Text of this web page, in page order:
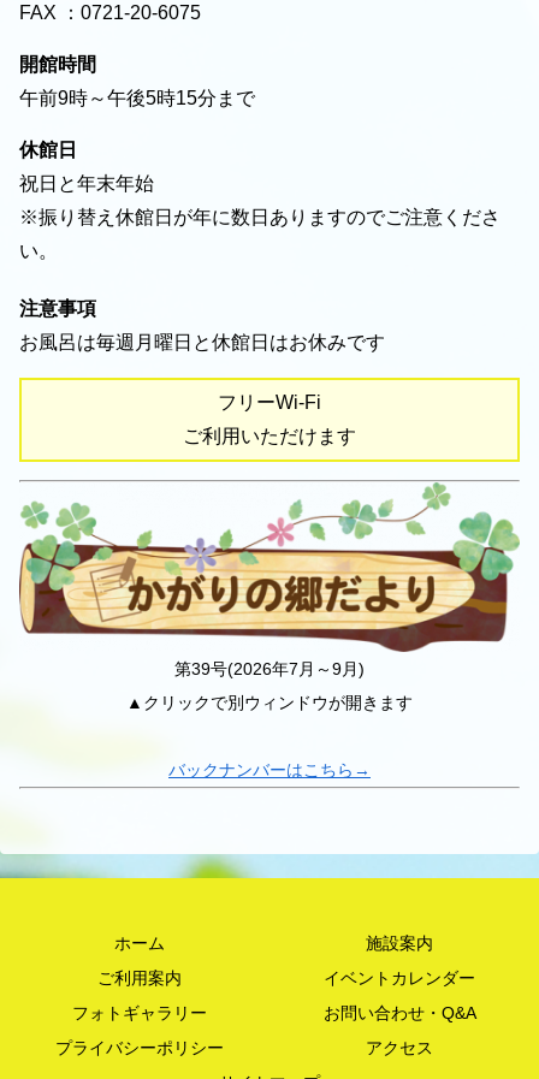
FAX ：0721-20-6075
開館時間
午前9時～午後5時15分まで
休館日
祝日と年末年始
※振り替え休館日が年に数日ありますのでご注意くださ
い。
注意事項
お風呂は毎週月曜日と休館日はお休みです
フリーWi-Fi
ご利用いただけます
第39号(2026年7月～9月)
▲クリックで別ウィンドウが開きます
バックナンバーはこちら→
ホーム
施設案内
ご利用案内
イベントカレンダー
フォトギャラリー
お問い合わせ・Q&A
プライバシーポリシー
アクセス